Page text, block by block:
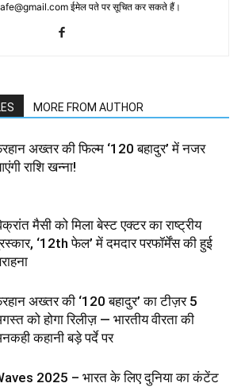
ईमेल पते पर सूचित कर सकते हैं।
MORE FROM AUTHOR
अख्तर की फिल्म ‘120 बहादुर’ में नजर
राशि खन्ना!
मैसी को मिला बेस्ट एक्टर का राष्ट्रीय
‘12th फेल’ में दमदार परफॉर्मेंस की हुई
अख्तर की ‘120 बहादुर’ का टीज़र 5
को होगा रिलीज़ — भारतीय वीरता की
कहानी बड़े पर्दे पर
2025 – भारत के लिए दुनिया का कंटेंट